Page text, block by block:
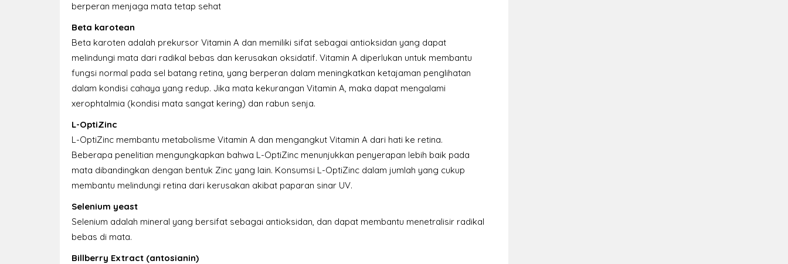
berperan menjaga mata tetap sehat
Beta karotean
Beta karoten adalah prekursor Vitamin A dan memiliki sifat sebagai antioksidan yang dapat
melindungi mata dari radikal bebas dan kerusakan oksidatif. Vitamin A diperlukan untuk membantu
fungsi normal pada sel batang retina, yang berperan dalam meningkatkan ketajaman penglihatan
dalam kondisi cahaya yang redup. Jika mata kekurangan Vitamin A, maka dapat mengalami
xerophtalmia (kondisi mata sangat kering) dan rabun senja.
L-OptiZinc
L-OptiZinc membantu metabolisme Vitamin A dan mengangkut Vitamin A dari hati ke retina.
Beberapa penelitian mengungkapkan bahwa L-OptiZinc menunjukkan penyerapan lebih baik pada
mata dibandingkan dengan bentuk Zinc yang lain. Konsumsi L-OptiZinc dalam jumlah yang cukup
membantu melindungi retina dari kerusakan akibat paparan sinar UV.
Selenium yeast
Selenium adalah mineral yang bersifat sebagai antioksidan, dan dapat membantu menetralisir radikal
bebas di mata.
Billberry Extract (antosianin)